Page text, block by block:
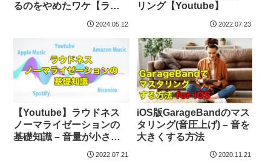
るのをやめたワケ【ラウ
2024.05.12
リング【Youtube】
2022.07.23
【Youtube】ラウドネス
ノーマライゼーションの
基礎知識 – 音量が小さい
2022.07.21
iOS版GarageBandのマス
タリング(音圧上げ) – 音を
大きくする方法
2020.11.21